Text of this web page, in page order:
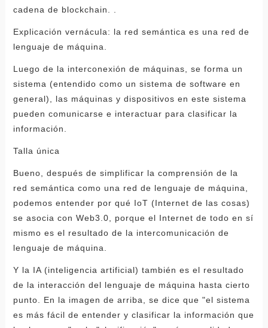
cadena de blockchain. .
Explicación vernácula: la red semántica es una red de
lenguaje de máquina.
Luego de la interconexión de máquinas, se forma un
sistema (entendido como un sistema de software en
general), las máquinas y dispositivos en este sistema
pueden comunicarse e interactuar para clasificar la
información.
Talla única
Bueno, después de simplificar la comprensión de la
red semántica como una red de lenguaje de máquina,
podemos entender por qué IoT (Internet de las cosas)
se asocia con Web3.0, porque el Internet de todo en sí
mismo es el resultado de la intercomunicación de
lenguaje de máquina.
Y la IA (inteligencia artificial) también es el resultado
de la interacción del lenguaje de máquina hasta cierto
punto. En la imagen de arriba, se dice que "el sistema
es más fácil de entender y clasificar la información que